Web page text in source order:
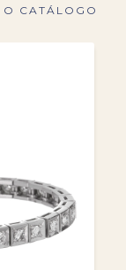
CATÁLOGO